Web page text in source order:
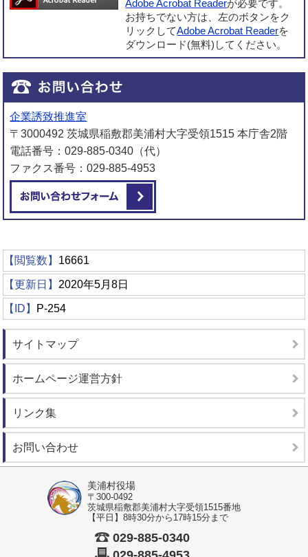
Adobe Acrobat Readerが必要です。
お持ちでない方は、左のボタンをク
リックしてAdobe Acrobat Readerを
ダウンロード(無料)してください。
企業誘致推進室
〒3000492 茨城県稲敷郡美浦村大字受領1515 本庁舎2階
電話番号：029-885-0340（代）
ファクス番号：029-885-4953
【閲覧数】 16661
【更新日】 2020年5月8日
【ID】 P-254
サイトマップ
ホームページ運営方針
リンク集
お問い合わせ
美浦村役場
〒300-0492
茨城県稲敷郡美浦村大字受領1515番地
【平日】8時30分から17時15分まで
029-885-0340